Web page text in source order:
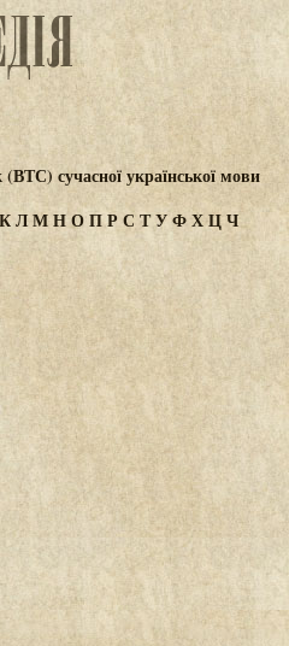
сучасної української мови
КЛМНОПР СТУФХЦЧ